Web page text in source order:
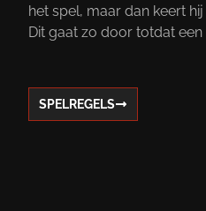
het spel, maar dan keert
Dit gaat zo door totdat
SPELREGELS